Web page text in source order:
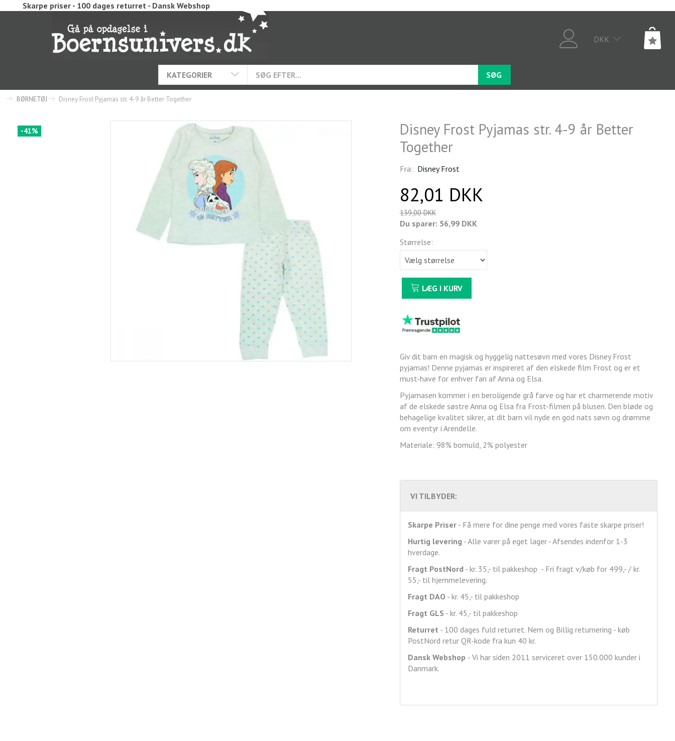
Skarpe priser - 100 dages returret - Dansk Webshop
DKK
KATEGORIER SØG
BØRNETØJ Disney Frost Pyjamas str. 4-9 år Better Together
-41%
Disney Frost Pyjamas str. 4-9 år Better
Together
Fra: Disney Frost
82,01 DKK
139,00 DKK
Du sparer: 56,99 DKK
Størrelse:
LÆG I KURV
Giv dit barn en magisk og hyggelig nattesøvn med vores Disney Frost
pyjamas! Denne pyjamas er inspireret af den elskede film Frost og er et
must-have for enhver fan af Anna og Elsa.
Pyjamasen kommer i en beroligende grå farve og har et charmerende motiv
af de elskede søstre Anna og Elsa fra Frost-filmen på blusen. Den bløde og
behagelige kvalitet sikrer, at dit barn vil nyde en god nats søvn og drømme
om eventyr i Arendelle.
Materiale: 98% bomuld, 2% polyester
VI TILBYDER:
Skarpe Priser- Få mere for dine penge med vores faste skarpe priser!
Hurtig levering - Alle varer på eget lager - Afsendes indenfor 1-3
hverdage.
Fragt PostNord- kr. 35,- til pakkeshop - Fri fragt v/køb for 499,- / kr.
55,- til hjemmelevering.
Fragt DAO - kr. 45,- til pakkeshop
Fragt GLS - kr. 45,- til pakkeshop
Returret - 100 dages fuld returret. Nem og Billig returnering - køb
PostNord retur QR-kode fra kun 40 kr.
Dansk Webshop - Vi har siden 2011 serviceret over 150.000 kunder i
Danmark.